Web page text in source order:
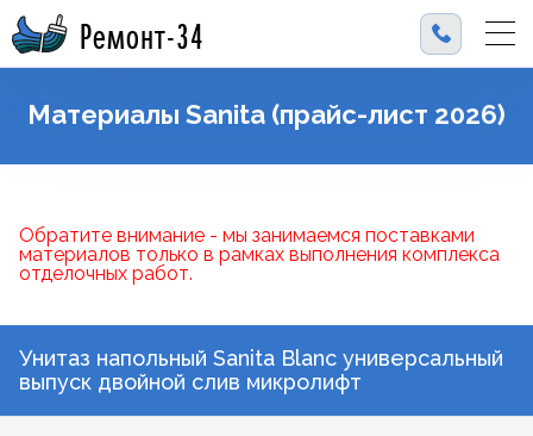
Ремонт-34
Материалы Sanita (прайс-лист 2026)
Обратите внимание - мы занимаемся поставками
материалов только в рамках выполнения комплекса
отделочных работ.
Унитаз напольный Sanita Blanc универсальный
выпуск двойной слив микролифт